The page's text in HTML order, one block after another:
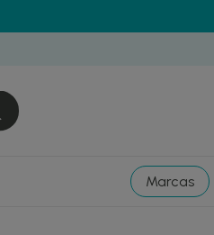
Marcas